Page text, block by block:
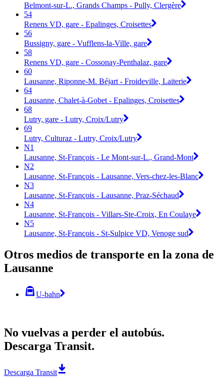
Belmont-sur-L., Grands Champs - Pully, Clergère
54
Renens VD, gare - Epalinges, Croisettes
56
Bussigny, gare - Vufflens-la-Ville, gare
58
Renens VD, gare - Cossonay-Penthalaz, gare
60
Lausanne, Riponne-M. Béjart - Froideville, Laiterie
64
Lausanne, Chalet-à-Gobet - Epalinges, Croisettes
68
Lutry, gare - Lutry, Croix/Lutry
69
Lutry, Culturaz - Lutry, Croix/Lutry
N1
Lausanne, St-François - Le Mont-sur-L., Grand-Mont
N2
Lausanne, St-François - Lausanne, Vers-chez-les-Blanc
N3
Lausanne, St-François - Lausanne, Praz-Séchaud
N4
Lausanne, St-François - Villars-Ste-Croix, En Coulaye
N5
Lausanne, St-François - St-Sulpice VD, Venoge sud
Otros medios de transporte en la zona de
Lausanne
U-bahn
No vuelvas a perder el autobús.
Descarga Transit.
Descarga Transit